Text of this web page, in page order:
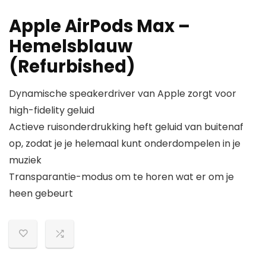
Apple AirPods Max –
Hemelsblauw
(Refurbished)
Dynamische speakerdriver van Apple zorgt voor
high-fidelity geluid
Actieve ruisonderdrukking heft geluid van buitenaf
op, zodat je je helemaal kunt onderdompelen in je
muziek
Transparantie-modus om te horen wat er om je
heen gebeurt